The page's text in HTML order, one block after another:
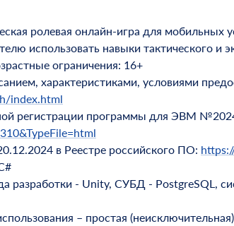
ролевая онлайн-игра для
использовать навыки тактического
ограничения: 16+
характеристиками, условиями
index.html
регистрации программы для ЭВМ
в Реестре российского ПО:
разработки - Unity, СУБД - PostgreSQL,
– простая